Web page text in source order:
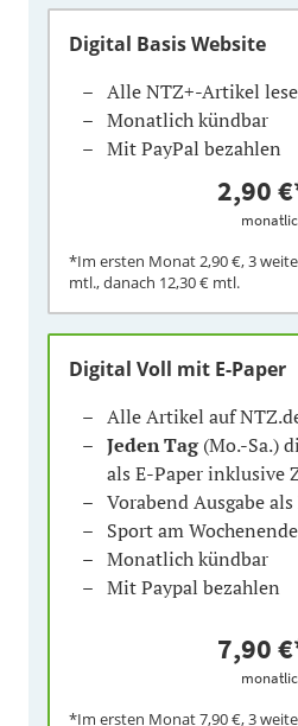
Digital Basis Website
Alle NTZ+-Artikel
Monatlich kündbar
Mit PayPal bezahlen
2,90 €
*Im ersten Monat2,90 €, 3
mtl., danach 12,30 € mtl.
Digital Voll mit E-Paper
Alle Artikel auf
Jeden Tag(Mo.-Sa.)
als E-Paper inklusive
Vorabend Ausgabe
Sport am Wochenende
Monatlich kündbar
Mit Paypal bezahlen
7,90 €
*Im ersten Monat7,90 €, 3